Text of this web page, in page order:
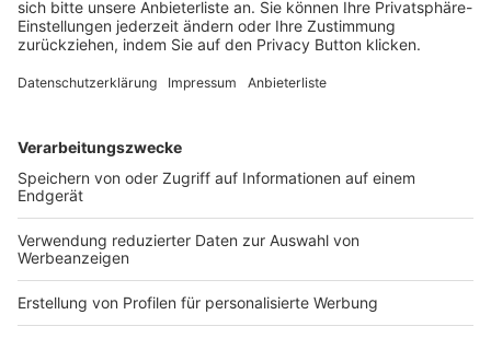
KI PROGNOSEN 2024 (TEIL
1): DELL, FORRESTER, SAS,
GARTNER
KONTAKT UND IMPRESSUM